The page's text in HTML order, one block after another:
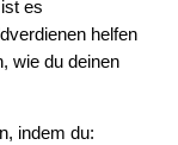
es
helfen
wie du deinen
indem du: